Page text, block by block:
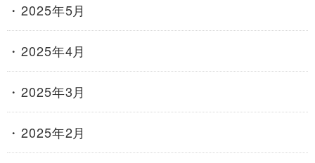
2025年5月
2025年4月
2025年3月
2025年2月